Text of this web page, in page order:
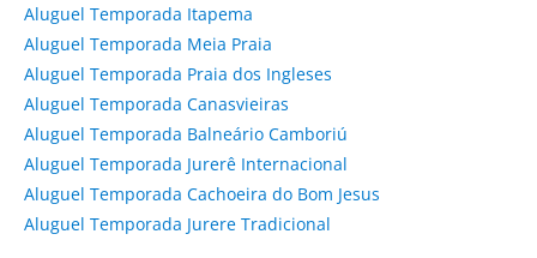
Aluguel Temporada Itapema
Aluguel Temporada Meia Praia
Aluguel Temporada Praia dos Ingleses
Aluguel Temporada Canasvieiras
Aluguel Temporada Balneário Camboriú
Aluguel Temporada Jurerê Internacional
Aluguel Temporada Cachoeira do Bom Jesus
Aluguel Temporada Jurere Tradicional